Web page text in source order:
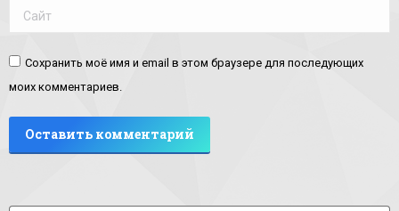
Сайт
Сохранить моё имя и email в этом браузере для последующих
моих комментариев.
Оставить комментарий